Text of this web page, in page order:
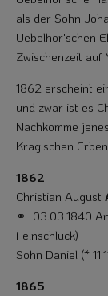
als der Sohn
Uebelhör'schen
Zwischenzeit auf
1862 erscheint
und zwar ist es
Nachkomme
Krag'schen
1862
Christian August
⚭ 03.03.1840
Feinschluck)
Sohn Daniel (*
1865